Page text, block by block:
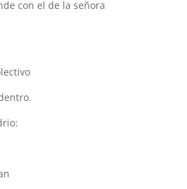
con el de la señora